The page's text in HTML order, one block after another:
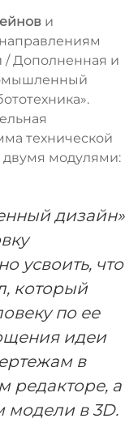
и
/ Дополненная и
технической
двумя модулями:
дизайн»
усвоить, что
который
по ее
идеи
в
редакторе, а
модели в 3D.